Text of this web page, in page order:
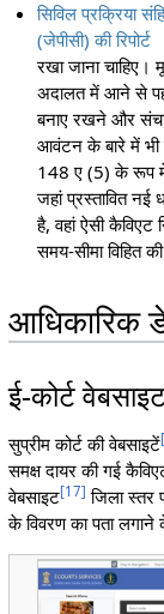
सिविल प्रक्रिया
(जेपीसी) की रिपोर्ट
रखा जाना चाहिए।
अदालत में आने से
बनाए रखने और
आवंटन के बारे में भी
148 ए (5) के रूप में
जहां प्रस्तावित
है, वहां ऐसी कैविएट
समय-सीमा विहित
आधिकारिक
ई-कोर्ट
सुप्रीम कोर्ट की वेबसाइटें[
समक्ष दायर की गई
वेबसाइट[17] जिला स्तर
के विवरण का पता लगाने